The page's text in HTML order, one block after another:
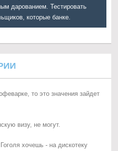
дарованием. Тестировать
которые банке.
то это значения зайдет
визу, не могут.
хочешь - на дискотеку